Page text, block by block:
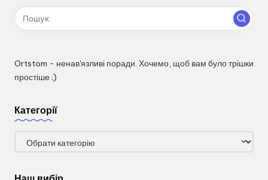
Ortstom - ненав'язливі поради. Хочемо, щоб вам було трішки
простіше ;)
Категорії
Категорії